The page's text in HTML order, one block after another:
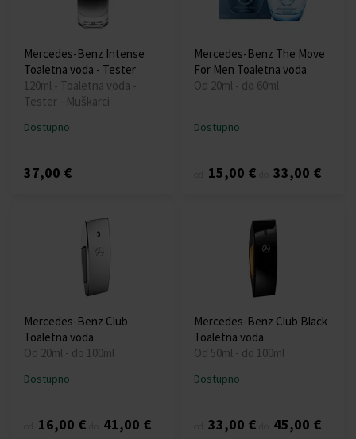
Mercedes-Benz Intense
Toaletna voda - Tester
120ml - Toaletna voda -
Tester - Muškarci
Dostupno
37,00 €
Mercedes-Benz The Move
For Men Toaletna voda
Od 20ml - do 60ml
Dostupno
15,00 € 33,00 €
Mercedes-Benz Club
Toaletna voda
Od 20ml - do 100ml
Dostupno
16,00 € 41,00 €
Mercedes-Benz Club Black
Toaletna voda
Od 50ml - do 100ml
Dostupno
33,00 € 45,00 €